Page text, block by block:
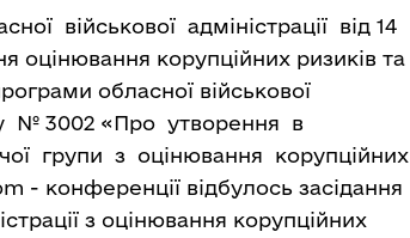
військової адміністрації від 14
оцінювання корупційних ризиків та
обласної військової
№ 3002 «Про утворення в
групи з оцінювання корупційних
- конференції відбулось засідання
з оцінювання корупційних